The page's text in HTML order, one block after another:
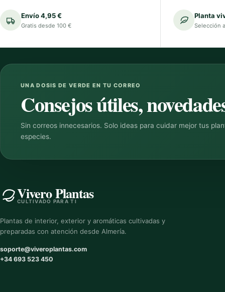
Envío 4,95 €
Gratis desde 100 €
Planta
Selección
UNA DOSIS DE VERDE EN TU CORREO
Consejos útiles,
Sin correos innecesarios. Solo ideas para cuidar mejor tus
especies.
Vivero Plantas
CULTIVADO PARA TI
Plantas de interior, exterior y aromáticas cultivadas y
preparadas con atención desde Almería.
soporte@viveroplantas.com
+34 693 523 450